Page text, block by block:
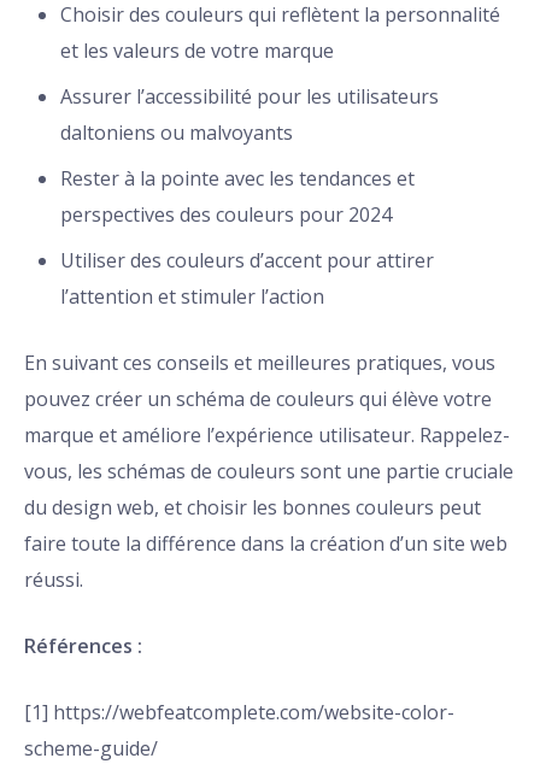
Choisir des couleurs qui reflètent la personnalité
et les valeurs de votre marque
Assurer l’accessibilité pour les utilisateurs
daltoniens ou malvoyants
Rester à la pointe avec les tendances et
perspectives des couleurs pour 2024
Utiliser des couleurs d’accent pour attirer
l’attention et stimuler l’action
En suivant ces conseils et meilleures pratiques, vous
pouvez créer un schéma de couleurs qui élève votre
marque et améliore l’expérience utilisateur. Rappelez-
vous, les schémas de couleurs sont une partie cruciale
du design web, et choisir les bonnes couleurs peut
faire toute la différence dans la création d’un site web
réussi.
Références :
[1] https://webfeatcomplete.com/website-color-
scheme-guide/